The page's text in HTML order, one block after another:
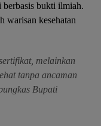
berbasis bukti ilmiah.
warisan kesehatan
melainkan
tanpa ancaman
Bupati